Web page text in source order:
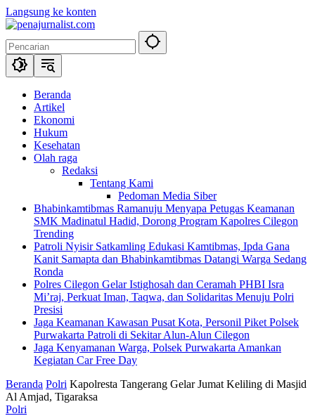
Langsung ke konten
Beranda
Artikel
Ekonomi
Hukum
Kesehatan
Olah raga
Redaksi
Tentang Kami
Pedoman Media Siber
Bhabinkamtibmas Ramanuju Menyapa Petugas Keamanan
SMK Madinatul Hadid, Dorong Program Kapolres Cilegon
Trending
Patroli Nyisir Satkamling Edukasi Kamtibmas, Ipda Gana
Kanit Samapta dan Bhabinkamtibmas Datangi Warga Sedang
Ronda
Polres Cilegon Gelar Istighosah dan Ceramah PHBI Isra
Mi’raj, Perkuat Iman, Taqwa, dan Solidaritas Menuju Polri
Presisi
Jaga Keamanan Kawasan Pusat Kota, Personil Piket Polsek
Purwakarta Patroli di Sekitar Alun-Alun Cilegon
Jaga Kenyamanan Warga, Polsek Purwakarta Amankan
Kegiatan Car Free Day
Beranda Polri Kapolresta Tangerang Gelar Jumat Keliling di Masjid
Al Amjad, Tigaraksa
Polri